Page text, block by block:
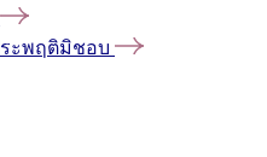
ะพฤติมิชอบ